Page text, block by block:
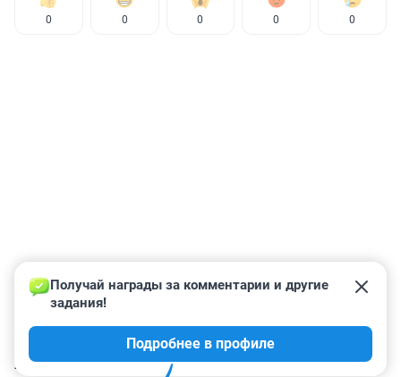
0 0 0 0 0
КОММЕНТАРИИ 11
Получай награды за комментарии и другие
задания!
Подробнее в профиле